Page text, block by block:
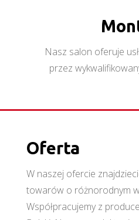
Nasz salon oferuje
przez
Oferta
W naszej ofercie
towarów o różnorodnym
Współpracujemy z